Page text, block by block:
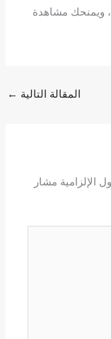
ويمنحك مشاهدة
المقالة التالية ←
الإلزامية مشار